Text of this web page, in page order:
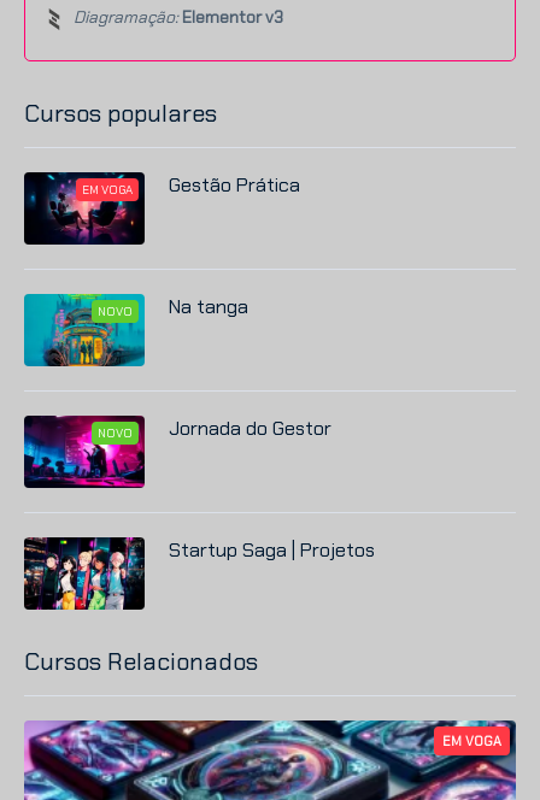
Cursos Relacionados
EM VOGA
Diagramação: Elementor v3
Cursos populares
EM VOGA Gestão Prática
NOVO Na tanga
NOVO Jornada do Gestor
Startup Saga | Projetos